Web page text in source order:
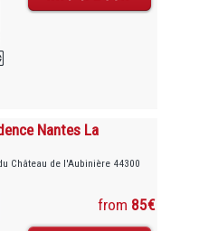
Nantes La
Château de l'Aubinière 44300
from 85€